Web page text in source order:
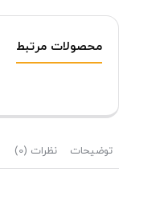
محصولات مرتبط
توضیحات نظرات (0)